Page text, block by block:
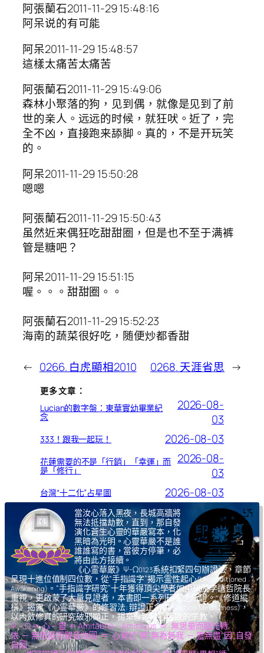
阿張蘭石2011-11-29 15:48:16
阿呆说的有可能
阿呆2011-11-29 15:48:57
這樣太痛苦太痛苦
阿張蘭石2011-11-29 15:49:06
森林小聚落的狗，见到偶，就像是见到了前
世的亲人。远远的时候，就狂吠。近了，完
全不凶，直接跑来舔脚。真的，不是开玩笑
的。
阿呆2011-11-29 15:50:28
嗯嗯
阿張蘭石2011-11-29 15:50:43
虽然近来偶狂吃甜甜圈，但是也不至于满裤
管是糖吧？
阿呆2011-11-29 15:51:15
喔。。。甜甜圈。。
阿張蘭石2011-11-29 15:52:23
海南的蔬菜很好吃，随便炒都香甜
← 0266. 白虎顯相2010 0268. 天涯省思 →
更多文章：
Lucian的數字盤：東華實幼畢業紀
念
2026-08-
03
333！跟我一起玩！ 2026-08-03
花蓮需要的不是「行銷」「幸運」而
是「修行」
2026-08-
03
台灣“十二化”占星圖 2026-08-03
當汝心落入黑夜，長城高牆將
無法抵擋劫數，直到，那自發
演化蒼生心靈的華嚴寫本，化
黑暗為光明。心靈華嚴不是誰
誰誰寫的書，當彼方停筆，必
將由此方接續。
《心霊華厳》Ψ-Ω0123系統扣緊四句辦證法，章節
呈現十進位值制四位數，從“手指識字”揭示霊性起心(Unconditioned
Awakening) 。“手指識字研究”十年獲得頂尖學者如中研院李遠哲院長
重視，更啟蒙了大量見證者，本書即一系列研究之所證。《修道縱
橫》揭露《心霊華厳》的修習法: 辯證正念(Dialectical Mindfulness)，
以內斂修真的研究破邪顯正，揚棄導致核心腐敗的宗教。
Ψ – Ω ＝ 心 – 靈 ＝ Amitābhā – Amitāyus ＝ 無思量而臨光轉
依 ─ 無限量而觀音收圓 ＝ 心覺於“果”,無為無我 ─ 靈無盡“因”,自發
自圓